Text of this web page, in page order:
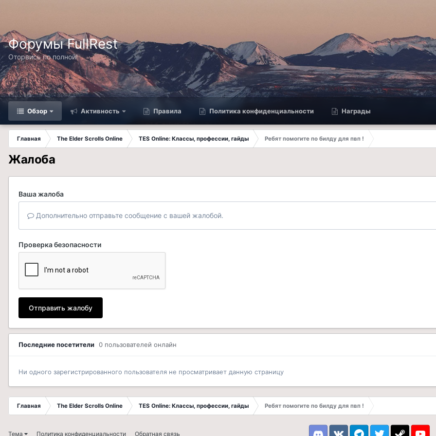
Форумы FullRest
Оторвись по полной!
Обзор Активность Правила Политика конфиденциальности Награды
Главная The Elder Scrolls Online TES Online: Классы, профессии, гайды
Ребят помогите по билду для пвп !
Жалоба
Ваша жалоба
Дополнительно отправьте сообщение с вашей жалобой.
Проверка безопасности
Отправить жалобу
Последние посетители 0 пользователей онлайн
Ни одного зарегистрированного пользователя не просматривает данную страницу
Главная The Elder Scrolls Online TES Online: Классы, профессии, гайды Ребят помогите по билду для пвп !
Тема Политика конфиденциальности Обратная связь